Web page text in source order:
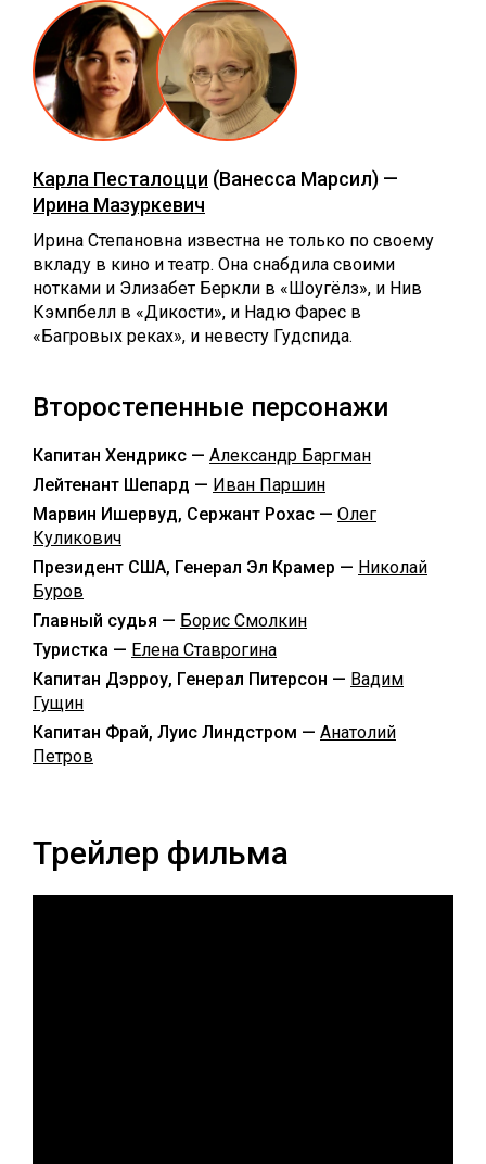
Карла Песталоцци (Ванесса Марсил) —
Ирина Мазуркевич
Ирина Степановна известна не только по своему
вкладу в кино и театр. Она снабдила своими
нотками и Элизабет Беркли в «Шоугёлз», и Нив
Кэмпбелл в «Дикости», и Надю Фарес в
«Багровых реках», и невесту Гудспида.
Второстепенные персонажи
Капитан Хендрикс — Александр Баргман
Лейтенант Шепард — Иван Паршин
Марвин Ишервуд, Сержант Рохас — Олег
Куликович
Президент США, Генерал Эл Крамер — Николай
Буров
Главный судья — Борис Смолкин
Туристка — Елена Ставрогина
Капитан Дэрроу, Генерал Питерсон — Вадим
Гущин
Капитан Фрай, Луис Линдстром — Анатолий
Петров
Трейлер фильма